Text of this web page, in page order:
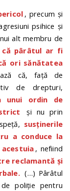
, precum şi
psihice şi
alt membru de
că pârâtul ar fi
ori sănătatea
că, faţă de
de drepturi,
unui ordin de
şi nu prin
susţinerile
a conduce la
, nefiind
reclamantă şi
(…) Pârâtul
poliţie pentru